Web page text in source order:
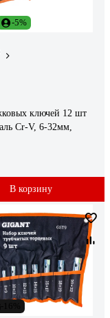
-5%
ключей 12 шт
Cr-V, 6-32мм,
В корзину